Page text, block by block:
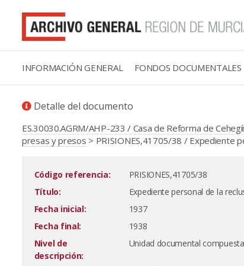
INFORMACIÓN GENERAL FONDOS DOCUMENTALES
Detalle del documento
ES.30030.AGRM/AHP-233 / Casa de Reforma de
presas y presos > PRISIONES,41705/38 / Expediente
Código referencia:
PRISIONES,41705/38
Título:
Expediente personal de la
Fecha inicial:
1937
Fecha final:
1938
Nivel de
descripción:
Unidad documental compuesta